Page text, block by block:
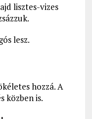
lisztes-vizes
lesz.
hozzá. A
közben is.